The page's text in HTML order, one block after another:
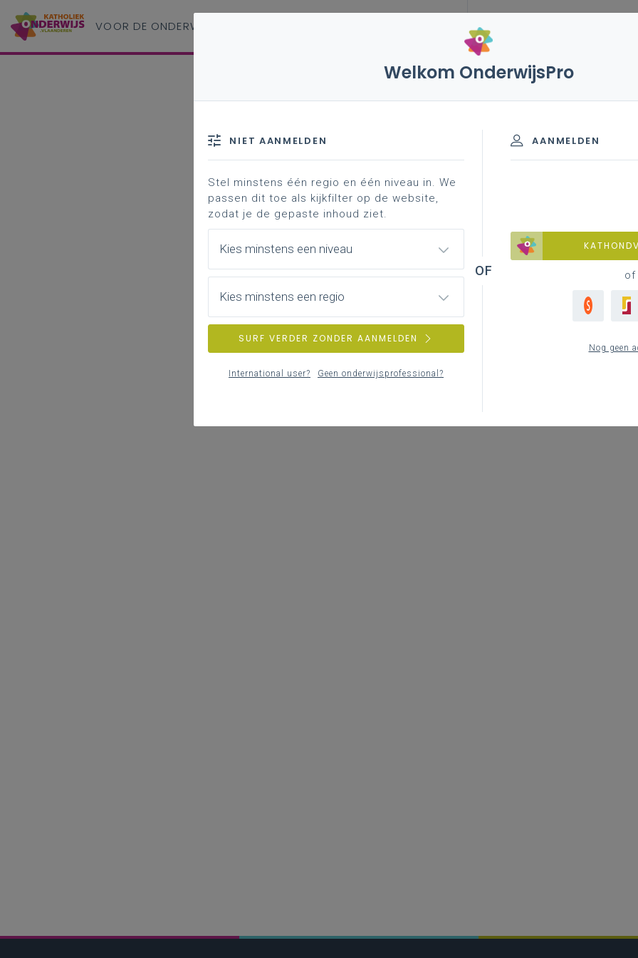
VOOR DE ONDERWIJS
Welkom OnderwijsPro
AANMELDEN
of
Nog geen
NIET AANMELDEN
Stel minstens één regio en één niveau in. We
passen dit toe als kijkfilter op de website,
zodat je de gepaste inhoud ziet.
Kies minstens een niveau
Kies minstens een regio
SURF VERDER ZONDER AANMELDEN
International user? Geen onderwijsprofessional?